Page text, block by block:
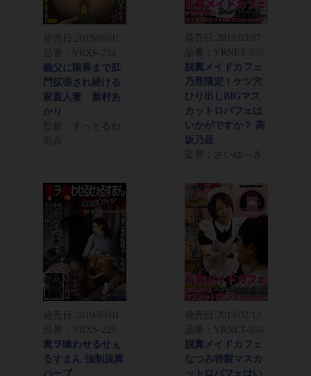
発売日:
2019/06/01
品番：VRXS-234
義父に限界まで肛
門拡張され続ける
家畜人妻 新村あ
かり
監督：すっとるね
岩永
発売日:
2019/03/07
品番：VRNET-055
脱糞メイドカフェ
乃亜限定！ケツ穴
ひり出しBIGマス
カットロパフェは
いかがですか？ 高
坂乃亜
監督：さいゆ～き
発売日: 2019/03/01
品番：VRXS-229
糞ヲ喰わせるせぇ
るすまん 強制脱糞
ハーブ
発売日: 2019/02/13
品番：VRNET-054
脱糞メイドカフェ
なつみ特製マスカ
ットロパフェはい